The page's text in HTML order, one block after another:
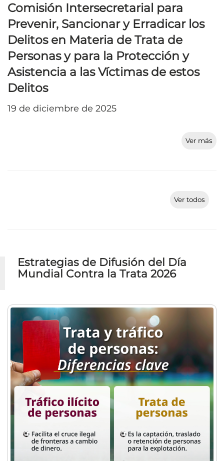
Comisión Intersecretarial para
Prevenir, Sancionar y Erradicar los
Delitos en Materia de Trata de
Personas y para la Protección y
Asistencia a las Víctimas de estos
Delitos
19 de diciembre de 2025
Ver más
Ver todos
Estrategias de Difusión del Día
Mundial Contra la Trata 2026